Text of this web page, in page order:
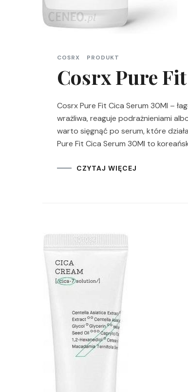
COSRX PRODUKT
Cosrx Pure
Cosrx Pure Fit Cica Serum 30Ml –
wrażliwa, reaguje podrażnieniami
warto sięgnąć po serum, które
Pure Fit Cica Serum 30Ml to
CZYTAJ WIĘCEJ